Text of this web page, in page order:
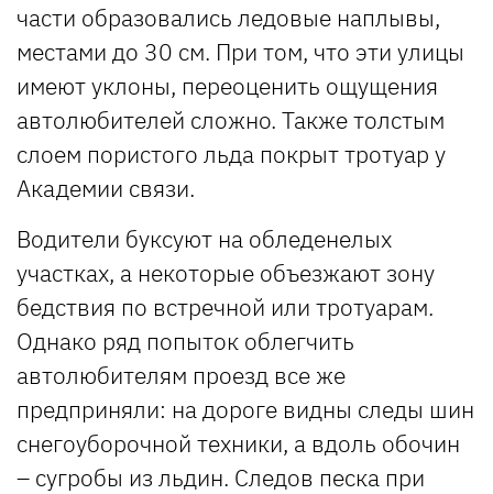
части образовались ледовые наплывы,
местами до 30 см. При том, что эти улицы
имеют уклоны, переоценить ощущения
автолюбителей сложно. Также толстым
слоем пористого льда покрыт тротуар у
Академии связи.
Водители буксуют на обледенелых
участках, а некоторые объезжают зону
бедствия по встречной или тротуарам.
Однако ряд попыток облегчить
автолюбителям проезд все же
предприняли: на дороге видны следы шин
снегоуборочной техники, а вдоль обочин
– сугробы из льдин. Следов песка при